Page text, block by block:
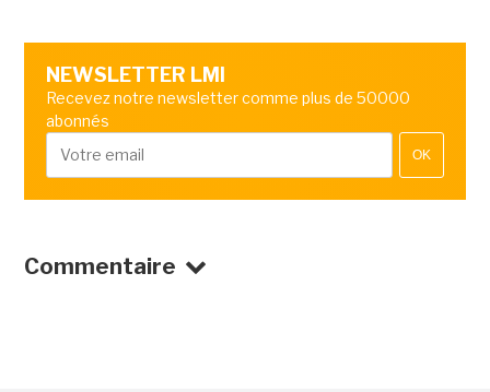
NEWSLETTER LMI
Recevez notre newsletter comme plus de 50000
abonnés
OK
Commentaire